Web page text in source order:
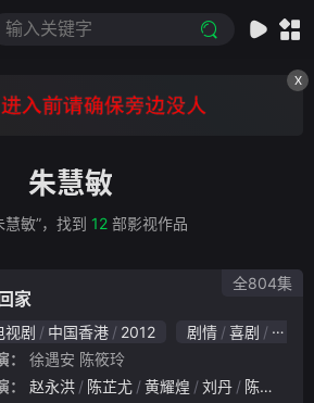
X
朱慧敏
慧敏”，找到 12部影视作品
家
视剧 中国香港 2012 剧情 喜剧
家庭
：
徐遇安 陈筱玲
：
赵永洪 陈芷尤 黄耀煌 刘丹 陈俊坚
全804集